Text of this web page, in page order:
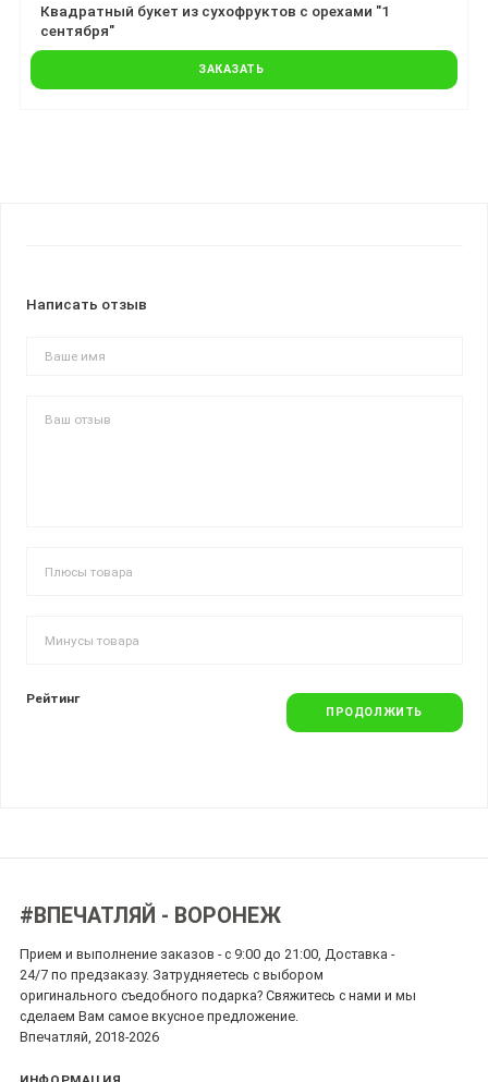
Квадратный букет из сухофруктов с орехами "1
сентября"
ЗАКАЗАТЬ
Написать отзыв
Рейтинг
ПРОДОЛЖИТЬ
#ВПЕЧАТЛЯЙ - ВОРОНЕЖ
Прием и выполнение заказов - с 9:00 до 21:00, Доставка -
24/7 по предзаказу. Затрудняетесь с выбором
оригинального съедобного подарка? Свяжитесь с нами и мы
сделаем Вам самое вкусное предложение.
Впечатляй, 2018-2026